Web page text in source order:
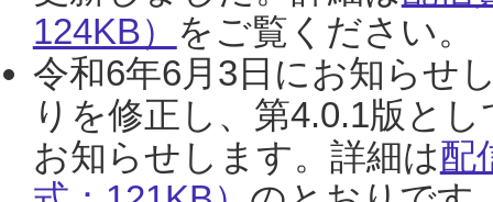
124KB） をご覧ください。
令和6年6月3日にお知らせ
りを修正し、第4.0.1版と
お知らせします。詳細は配